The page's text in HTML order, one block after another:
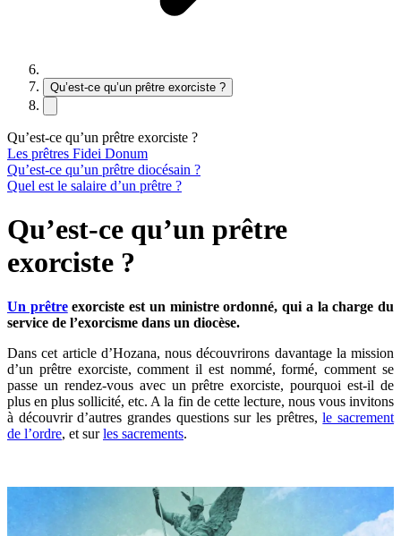
Qu’est-ce qu’un prêtre exorciste ?
Qu’est-ce qu’un prêtre exorciste ?
Les prêtres Fidei Donum
Qu’est-ce qu’un prêtre diocésain ?
Quel est le salaire d’un prêtre ?
Qu’est-ce qu’un prêtre
exorciste ?
Un prêtreexorciste est un ministre ordonné, qui a lacharge du
service de l’exorcisme dans un diocèse.
Dans cet article d’Hozana, nous découvrirons davantage la mission
d’un prêtre exorciste, comment il est nommé, formé, comment se
passe un rendez-vous avec un prêtre exorciste, pourquoi est-il de
plus en plus sollicité, etc. A la fin de cette lecture, nous vous invitons
à découvrir d’autres grandes questions sur les prêtres,le sacrement
de l’ordre, et surles sacrements.